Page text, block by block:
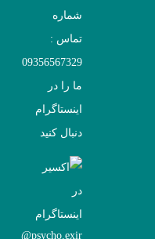
شماره
تماس :
09356567329
ما را در
اینستاگرام
دنبال کنید
psycho.exir@